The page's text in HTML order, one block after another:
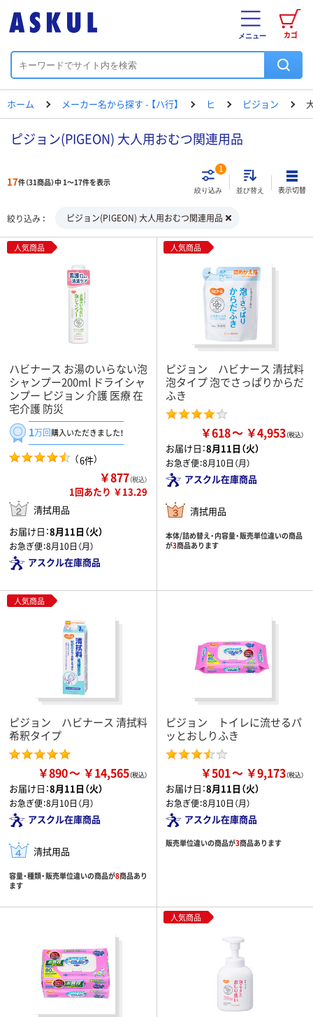
カゴ
メニュー
ホーム メーカー名から探す - 【ハ行】 ヒ ピジョン
ピジョン(PIGEON) 大人用おむつ関連用品
17件（31商品）中 1～17件を表示
絞り込み
1
並び替え 表示切替
絞り込み ピジョン(PIGEON) 大人用おむつ関連用品
人気商品
ハビナース お湯のいらない泡
シャンプー200ml ドライシャ
ンプー ピジョン 介護 医療 在
宅介護 防災
1万回購入いただきました！
（6件）
￥877（税込）
1回あたり ￥13.29
清拭用品
お届け日：8月11日（火）
お急ぎ便：8月10日（月）
アスクル在庫商品
人気商品
ピジョン ハビナース 清拭料
泡タイプ 泡でさっぱりからだ
ふき
￥618 ￥4,953
お届け日：8月11日（火）
お急ぎ便：8月10日（月）
アスクル在庫商品
清拭用品
本体/詰め替え・内容量・販売単位違いの商品
が3商品あります
人気商品
ピジョン ハビナース 清拭料
希釈タイプ
￥890 ￥14,565
お届け日：8月11日（火）
お急ぎ便：8月10日（月）
アスクル在庫商品
清拭用品
容量・種類・販売単位違いの商品が8商品あり
ます
ピジョン トイレに流せるパ
ッとおしりふき
￥501 ￥9,173
お届け日：8月11日（火）
お急ぎ便：8月10日（月）
アスクル在庫商品
販売単位違いの商品が3商品あります
人気商品